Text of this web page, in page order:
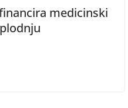
medicinski